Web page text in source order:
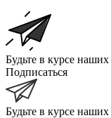
Будьте в курсе
Подписаться
Будьте в курсе